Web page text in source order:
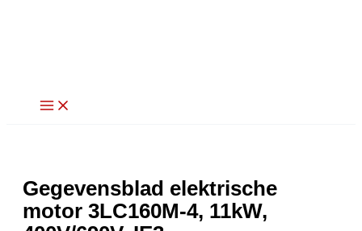
Gegevensblad elektrische
motor 3LC160M-4, 11kW,